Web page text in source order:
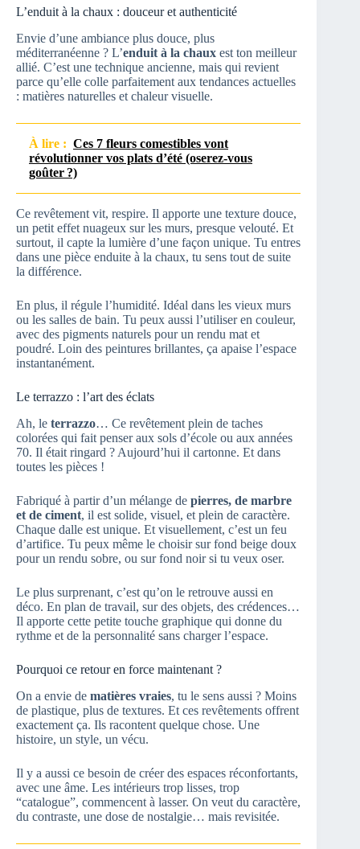
L’enduit à la chaux : douceur et authenticité
Envie d’une ambiance plus douce, plus
méditerranéenne ? L’enduit à la chaux est ton meilleur
allié. C’est une technique ancienne, mais qui revient
parce qu’elle colle parfaitement aux tendances actuelles
: matières naturelles et chaleur visuelle.
À lire : Ces 7 fleurs comestibles vont
révolutionner vos plats d’été (oserez-vous
goûter ?)
Ce revêtement vit, respire. Il apporte une texture douce,
un petit effet nuageux sur les murs, presque velouté. Et
surtout, il capte la lumière d’une façon unique. Tu entres
dans une pièce enduite à la chaux, tu sens tout de suite
la différence.
En plus, il régule l’humidité. Idéal dans les vieux murs
ou les salles de bain. Tu peux aussi l’utiliser en couleur,
avec des pigments naturels pour un rendu mat et
poudré. Loin des peintures brillantes, ça apaise l’espace
instantanément.
Le terrazzo : l’art des éclats
Ah, le terrazzo… Ce revêtement plein de taches
colorées qui fait penser aux sols d’école ou aux années
70. Il était ringard ? Aujourd’hui il cartonne. Et dans
toutes les pièces !
Fabriqué à partir d’un mélange de pierres, de marbre
et de ciment, il est solide, visuel, et plein de caractère.
Chaque dalle est unique. Et visuellement, c’est un feu
d’artifice. Tu peux même le choisir sur fond beige doux
pour un rendu sobre, ou sur fond noir si tu veux oser.
Le plus surprenant, c’est qu’on le retrouve aussi en
déco. En plan de travail, sur des objets, des crédences…
Il apporte cette petite touche graphique qui donne du
rythme et de la personnalité sans charger l’espace.
Pourquoi ce retour en force maintenant ?
On a envie de matières vraies, tu le sens aussi ? Moins
de plastique, plus de textures. Et ces revêtements offrent
exactement ça. Ils racontent quelque chose. Une
histoire, un style, un vécu.
Il y a aussi ce besoin de créer des espaces réconfortants,
avec une âme. Les intérieurs trop lisses, trop
“catalogue”, commencent à lasser. On veut du caractère,
du contraste, une dose de nostalgie… mais revisitée.